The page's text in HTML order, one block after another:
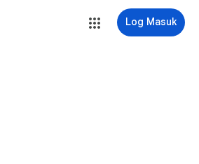
Log Masuk